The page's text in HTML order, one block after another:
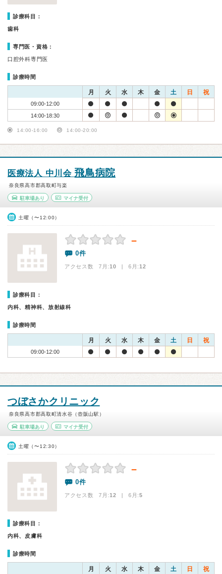
診療科目：
歯科
専門医・資格：
口腔外科専門医
診療時間
月 火 水 木 金 土 日 祝
09:00-12:00
14:00-18:30
14:00-16:00 14:00-20:00
医療法人 中川会飛鳥病院
奈良県高市郡高取町与楽
駐車場あり マイナ受付
土曜（〜12:00）
－
0件
アクセス数 7月:10 | 6月:12
診療科目：
内科、精神科、放射線科
診療時間
月 火 水 木 金 土 日 祝
09:00-12:00
つぼさかクリニック
奈良県高市郡高取町清水谷（壺阪山駅）
駐車場あり マイナ受付
土曜（〜12:30）
－
0件
アクセス数 7月:12 | 6月:5
診療科目：
内科、皮膚科
診療時間
月 火 水 木 金 土 日 祝